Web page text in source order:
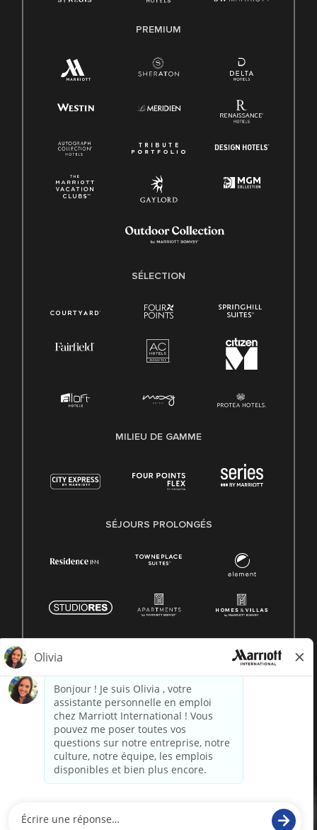
PREMIUM
SÉLECTION
MILIEU DE GAMME
SÉJOURS PROLONGÉS
réservés. Informations exclusives de Marriott
paradox.ai